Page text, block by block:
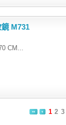
鏡 M731
CM...
1 2 3